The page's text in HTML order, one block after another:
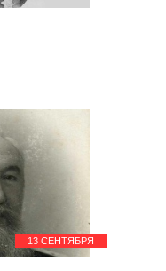
13 СЕНТЯБРЯ